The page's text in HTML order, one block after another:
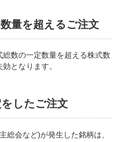
量を超えるご注文
数の一定数量を超える株式数
となります。
したご注文
総会など)が発生した銘柄は、